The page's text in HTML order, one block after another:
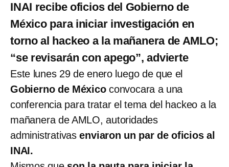
INAI recibe oficios del Gobierno de
México para iniciar investigación en
torno al hackeo a la mañanera de AMLO;
“se revisarán con apego”, advierte
Este lunes 29 de enero luego de que el
Gobierno de Méxicoconvocara a una
conferencia para tratar el tema del hackeo a la
mañanera de AMLO, autoridades
administrativasenviaron un par de oficios al
INAI.